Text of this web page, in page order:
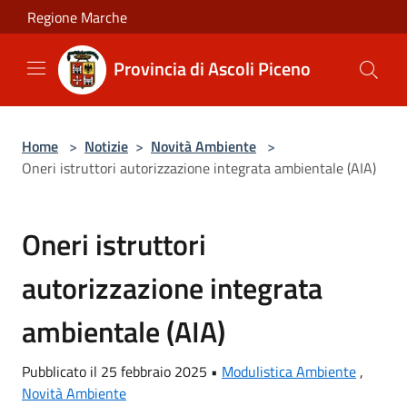
Salta al contenuto principale
Regione Marche
Provincia di Ascoli Piceno
Home > Notizie > Novità Ambiente >
Oneri istruttori autorizzazione integrata ambientale (AIA)
Oneri istruttori
autorizzazione integrata
ambientale (AIA)
Pubblicato il 25 febbraio 2025 • Modulistica Ambiente,
Novità Ambiente